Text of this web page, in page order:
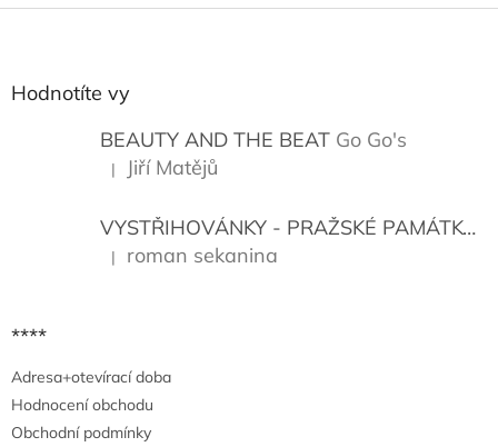
Z
Hodnotíte vy
BEAUTY AND THE BEAT Go Go's
Hodnocení produktu je 5 z 5 hvězdiček.
| Jiří Matějů
VYSTŘIHOVÁNKY - PRAŽSKÉ PAMÁTKY
Hodnocení produktu je 5 z 5 hvězdiček.
| roman sekanina
****
Adresa+otevírací doba
Hodnocení obchodu
Obchodní podmínky